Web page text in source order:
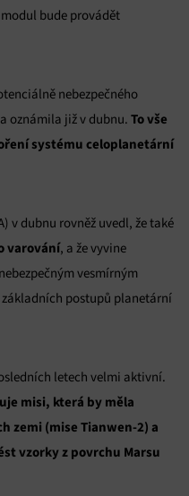
bude provádět
nebezpečného
oznámila již v dubnu. To vše
systému celoplanetární
v dubnu rovněž uvedl, že také
varování, a že vyvine
vesmírným
postupů planetární
letech velmi aktivní.
misi, která by měla
zemi (mise Tianwen-2) a
vzorky z povrchu Marsu